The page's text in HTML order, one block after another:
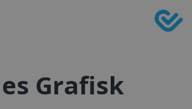
Grafisk